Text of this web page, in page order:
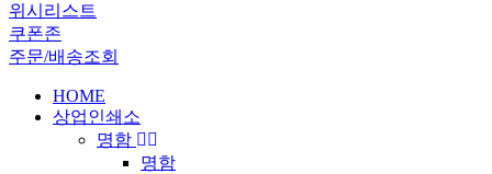
위시리스트
쿠폰존
주문/배송조회
HOME
상업인쇄소
명함
명함